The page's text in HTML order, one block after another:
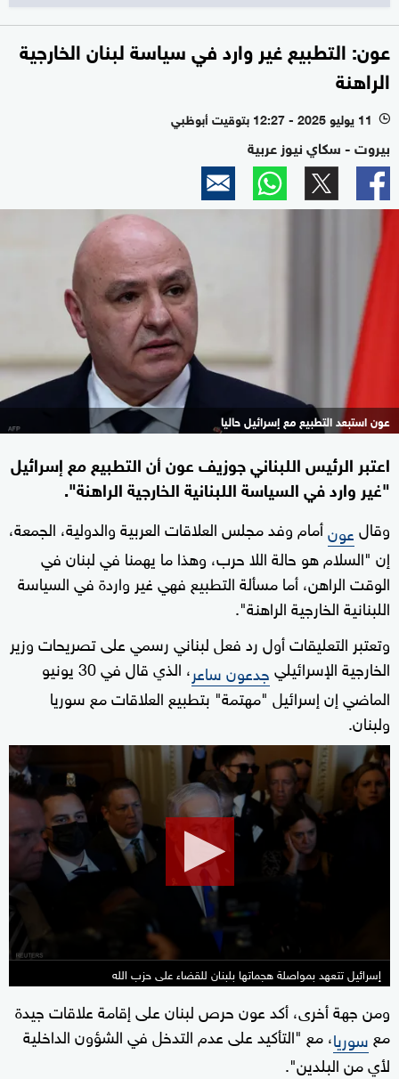
عون: التطبيع غير وارد في سياسة لبنان الخارجية
الراهنة
l 11 يوليو 2025 - 12:27 بتوقيت أبوظبي
بيروت - سكاي نيوز عربية
عون استبعد التطبيع مع إسرائيل حاليا
اعتبر الرئيس اللبناني جوزيف عون أن التطبيع مع إسرائيل
"غير وارد في السياسة اللبنانية الخارجية الراهنة".
وقالعونأمام وفد مجلس العلاقات العربية والدولية، الجمعة،
إن "‏السلام هو حالة اللا حرب، وهذا ما يهمنا في لبنان في
الوقت الراهن، أما مسألة التطبيع فهي غير واردة في السياسة
اللبنانية الخارجية الراهنة".
وتعتبر التعليقات أول رد فعل لبناني رسمي على تصريحات وزير
الخارجية الإسرائيليجدعون ساعر
، الذي قال في 30 يونيو
الماضي إن إسرائيل "مهتمة" بتطبيع العلاقات مع سوريا
ولبنان.
seconds
of
minutes,
إسرائيل تتعهد بمواصلة هجماتها بلبنان للقضاء على حزب الله
ومن جهة أخرى، أكد عون حرص لبنان على إقامة علاقات جيدة
مع سوريا، مع "التأكيد على عدم التدخل في الشؤون الداخلية
لأي من البلدين".